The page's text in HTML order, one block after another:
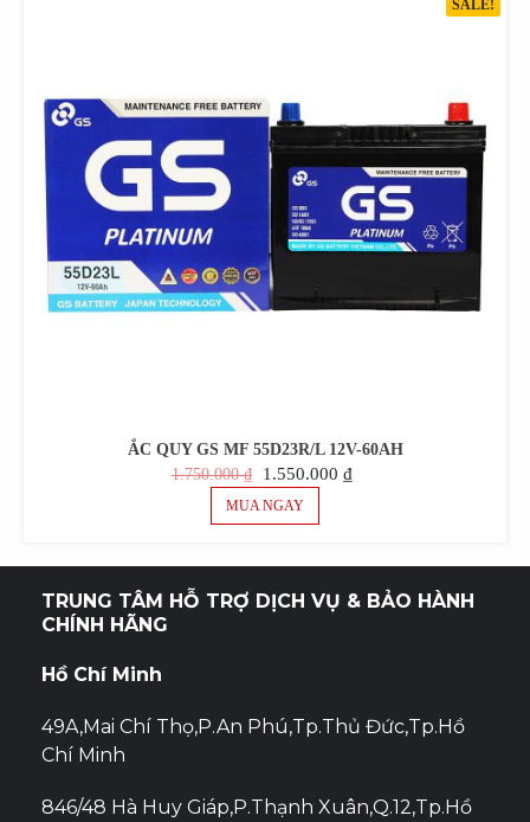
SALE!
ẮC QUY GS MF 55D23R/L 12V-60AH
1.750.000₫
GIÁ
GỐC
LÀ:
1.550.000 ₫
MUA NGAY
TRUNG TÂM HỖ TRỢ DỊCH VỤ & BẢO HÀNH
CHÍNH HÃNG
Hồ Chí Minh
49A,Mai Chí Thọ,P.An Phú,Tp.Thủ Đức,Tp.Hồ
Chí Minh
846/48 Hà Huy Giáp,P.Thạnh Xuân,Q.12,Tp.Hồ